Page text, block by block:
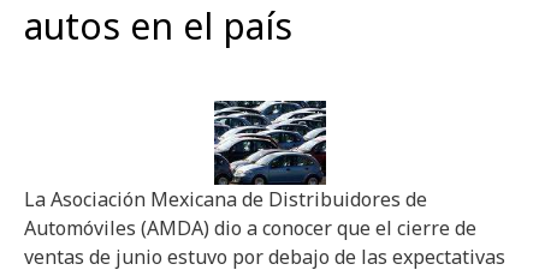
autos en el país
La Asociación Mexicana de Distribuidores de
Automóviles (AMDA) dio a conocer que el cierre de
ventas de junio estuvo por debajo de las expectativas